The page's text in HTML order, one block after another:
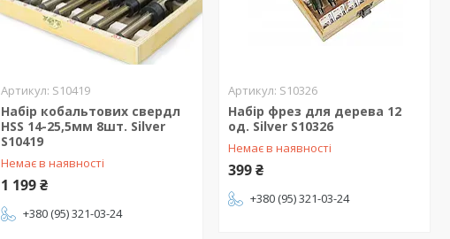
S10419
Набір кобальтових свердл
HSS 14-25,5мм 8шт. Silver
S10419
Немає в наявності
1 199 ₴
+380 (95) 321-03-24
S10326
Набір фрез для дерева 12
од. Silver S10326
Немає в наявності
399 ₴
+380 (95) 321-03-24